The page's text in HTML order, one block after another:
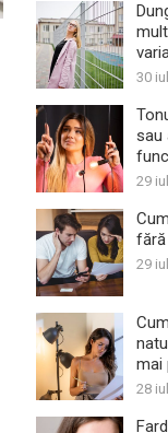
30
sau
29
fără
29
mai
28